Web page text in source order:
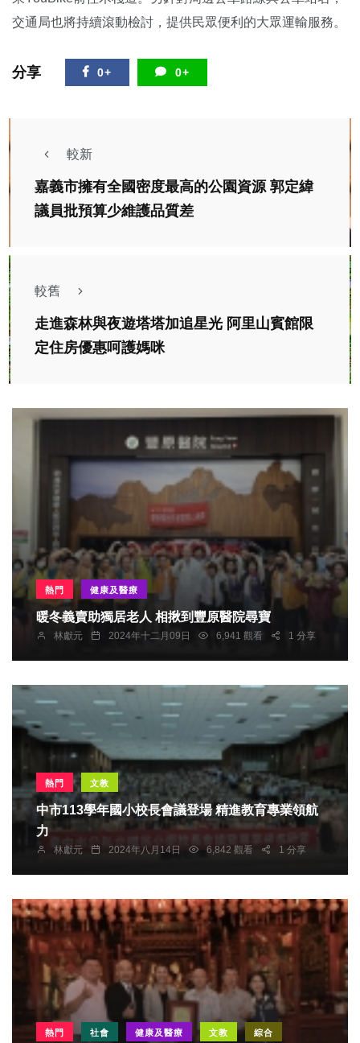
交通局也將持續滾動檢討，提供民眾便利的大眾運輸服務。
分享 0+ 0+
較新
嘉義市擁有全國密度最高的公園資源 郭定緯
議員批預算少維護品質差
較舊
走進森林與夜遊塔塔加追星光 阿里山賓館限
定住房優惠呵護媽咪
熱門 健康及醫療
暖冬義賣助獨居老人 相揪到豐原醫院尋寶
林獻元 2024年十二月09日 6,941 觀看 1 分享
熱門 文教
中市113學年國小校長會議登場 精進教育專業領航
力
林獻元 2024年八月14日 6,842 觀看 1 分享
熱門 社會 健康及醫療 文教 綜合